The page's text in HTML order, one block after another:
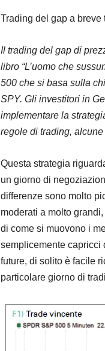
Trading del gap a breve
Il trading del gap di
libro “L’uomo che
500 che si basa sulla
SPY. Gli investitori in
implementare la
regole di trading,
Questa strategia
un giorno di
differenze sono molto
moderati a molto
di come si muovono i
semplicemente capricci
future, di solito è facile
particolare giorno di